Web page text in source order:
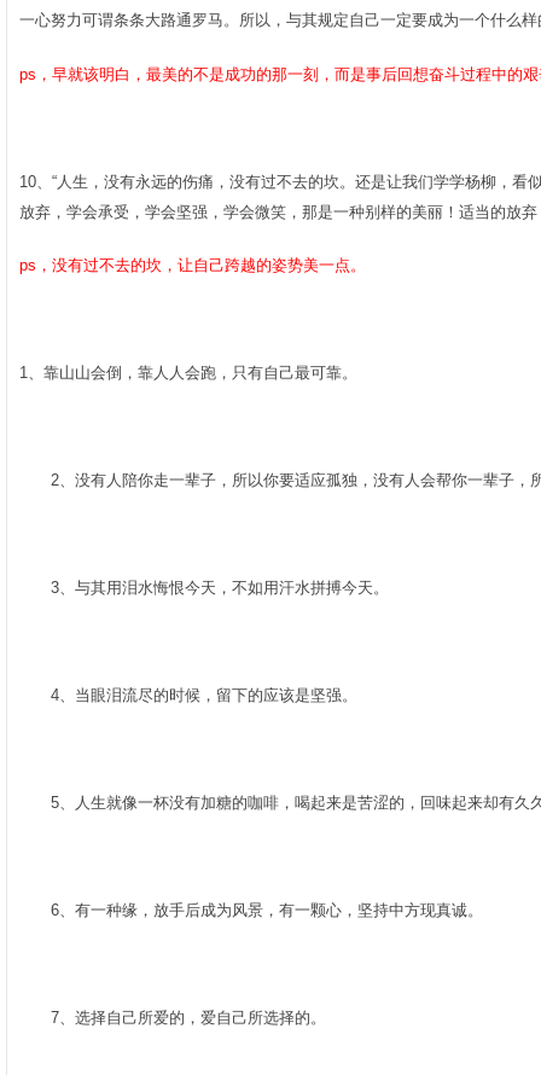
一心努力可谓条条大路通罗马。所以，与其规定自己一定要成为一个什么
ps，早就该明白，最美的不是成功的那一刻，而是事后回想奋斗过程中的
10、“人生，没有永远的伤痛，没有过不去的坎。还是让我们学学杨柳，
放弃，学会承受，学会坚强，学会微笑，那是一种别样的美丽！适当的放弃
ps，没有过不去的坎，让自己跨越的姿势美一点。
1、靠山山会倒，靠人人会跑，只有自己最可靠。­
2、没有人陪你走一辈子，所以你要适应孤独，没有人会帮你一辈子，
3、与其用泪水悔恨今天，不如用汗水拼搏今天。­
4、当眼泪流尽的时候，留下的应该是坚强。­
5、人生就像一杯没有加糖的咖啡，喝起来是苦涩的，回味起来却有久
6、有一种缘，放手后成为风景，有一颗心，坚持中方现真诚。­
7、选择自己所爱的，爱自己所选择的。­